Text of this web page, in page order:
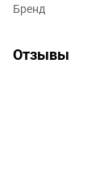
Бренд
Отзывы